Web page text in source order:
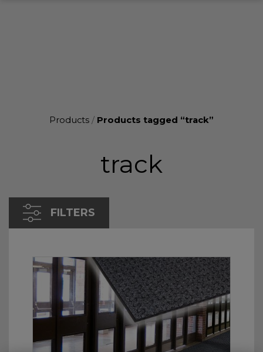
Products / Products tagged “track”
track
FILTERS